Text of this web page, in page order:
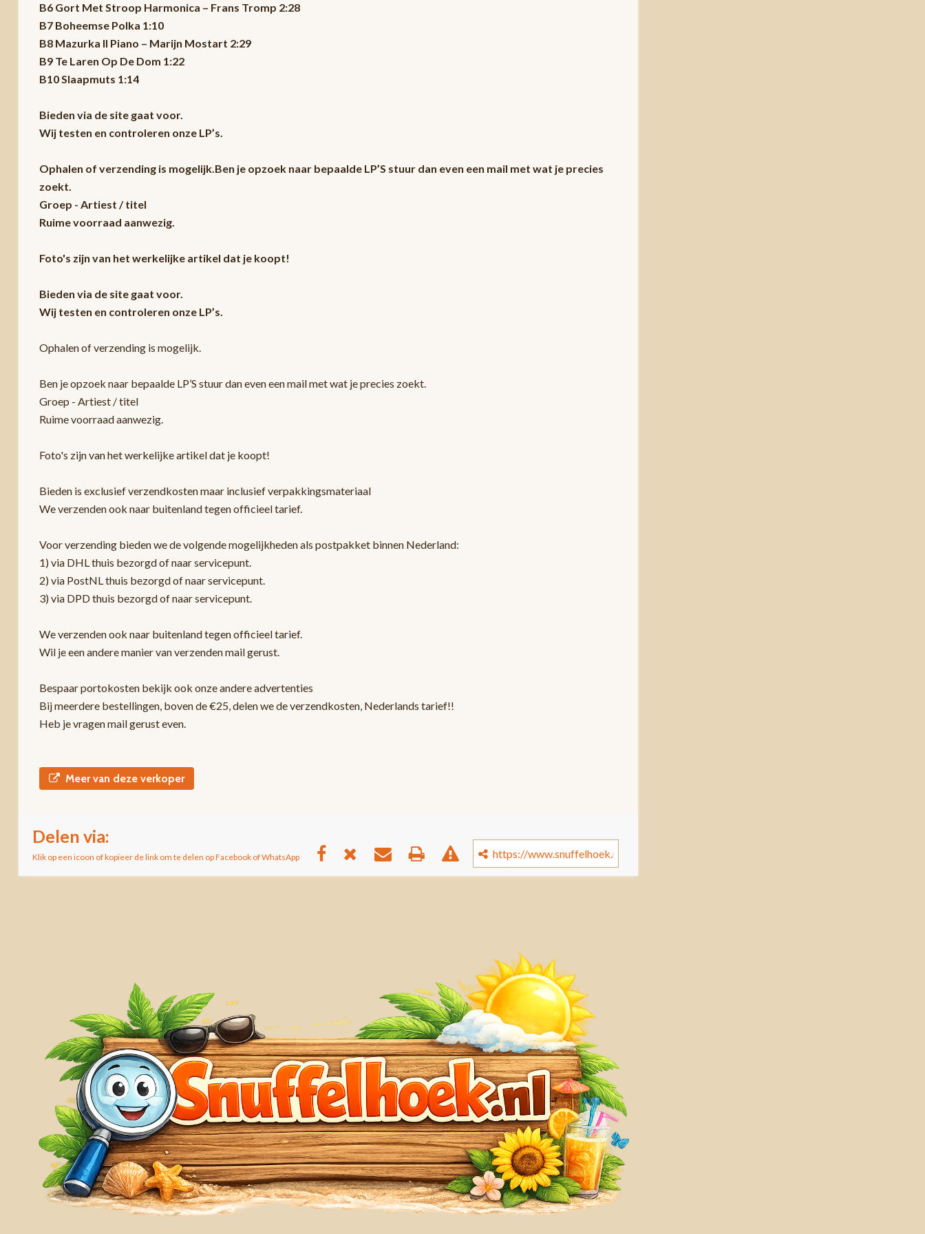
B6 Gort Met Stroop Harmonica – Frans Tromp 2:28
B7 Boheemse Polka 1:10
B8 Mazurka II Piano – Marijn Mostart 2:29
B9 Te Laren Op De Dom 1:22
B10 Slaapmuts 1:14
Bieden via de site gaat voor.
Wij testen en controleren onze LP’s.
Ophalen of verzending is mogelijk.Ben je opzoek naar bepaalde LP’S stuur dan even een mail met wat je precies
zoekt.
Groep - Artiest / titel
Ruime voorraad aanwezig.
Foto's zijn van het werkelijke artikel dat je koopt!
Bieden via de site gaat voor.
Wij testen en controleren onze LP’s.
Ophalen of verzending is mogelijk.
Ben je opzoek naar bepaalde LP’S stuur dan even een mail met wat je precies zoekt.
Groep - Artiest / titel
Ruime voorraad aanwezig.
Foto's zijn van het werkelijke artikel dat je koopt!
Bieden is exclusief verzendkosten maar inclusief verpakkingsmateriaal
We verzenden ook naar buitenland tegen officieel tarief.
Voor verzending bieden we de volgende mogelijkheden als postpakket binnen Nederland:
1) via DHL thuis bezorgd of naar servicepunt.
2) via PostNL thuis bezorgd of naar servicepunt.
3) via DPD thuis bezorgd of naar servicepunt.
We verzenden ook naar buitenland tegen officieel tarief.
Wil je een andere manier van verzenden mail gerust.
Bespaar portokosten bekijk ook onze andere advertenties
Bij meerdere bestellingen, boven de €25, delen we de verzendkosten, Nederlands tarief!!
Heb je vragen mail gerust even.
Meer van deze verkoper
Delen via:
Klik op een icoon of kopieer de link om te delen op Facebook of WhatsApp